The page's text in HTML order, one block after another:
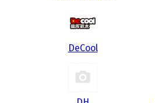
DeCool